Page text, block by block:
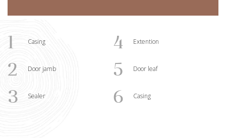
1 Casing 4 Extention
2 Door jamb 5 Door leaf
3 Sealer 6 Casing